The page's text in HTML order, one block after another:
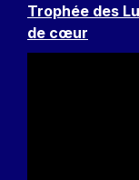
Trophée des
de cœur